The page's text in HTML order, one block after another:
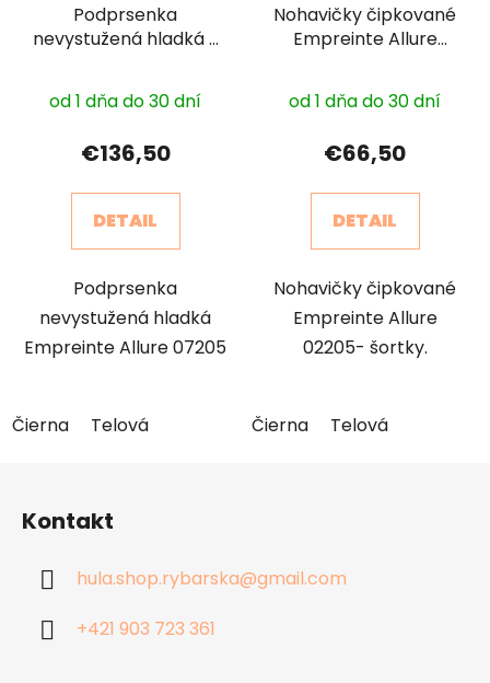
Podprsenka
nevystužená hladká s
od 1 dňa do 30 dní
€136,50
DETAIL
Podprsenka
nevystužená hladká
Empreinte Allure 07205
Čierna Telová
Nohavičky čipkované
Empreinte Allure
od 1 dňa do 30 dní
€66,50
DETAIL
Nohavičky čipkované
Empreinte Allure
02205- šortky.
Čierna Telová
Kontakt
hula.shop.rybarska@gmail.com
+421 903 723 361